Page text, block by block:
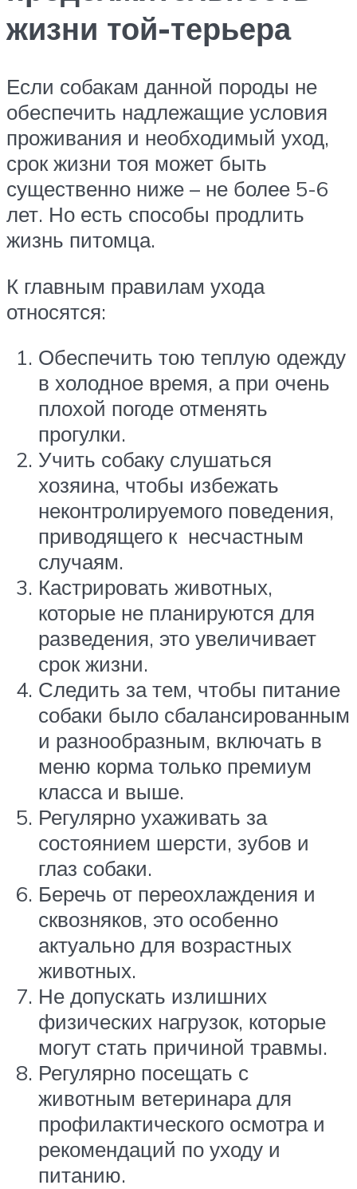
жизни той-терьера
Если собакам данной породы не
обеспечить надлежащие условия
проживания и необходимый уход,
срок жизни тоя может быть
существенно ниже – не более 5-6
лет. Но есть способы продлить
жизнь питомца.
К главным правилам ухода
относятся:
Обеспечить тою теплую одежду
в холодное время, а при очень
плохой погоде отменять
прогулки.
Учить собаку слушаться
хозяина, чтобы избежать
неконтролируемого поведения,
приводящего к несчастным
случаям.
Кастрировать животных,
которые не планируются для
разведения, это увеличивает
срок жизни.
Следить за тем, чтобы питание
собаки было сбалансированным
и разнообразным, включать в
меню корма только премиум
класса и выше.
Регулярно ухаживать за
состоянием шерсти, зубов и
глаз собаки.
Беречь от переохлаждения и
сквозняков, это особенно
актуально для возрастных
животных.
Не допускать излишних
физических нагрузок, которые
могут стать причиной травмы.
Регулярно посещать с
животным ветеринара для
профилактического осмотра и
рекомендаций по уходу и
питанию.